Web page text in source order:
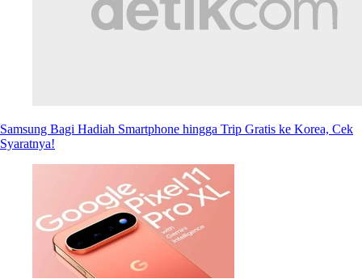
Samsung Bagi Hadiah Smartphone hingga Trip Gratis ke Korea, Cek
Syaratnya!